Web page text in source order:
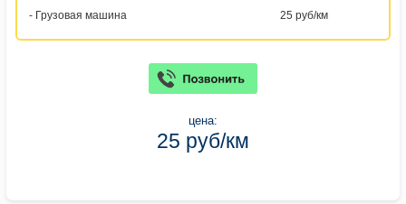
- Грузовая машина 25 руб/км
цена:
25 руб/км